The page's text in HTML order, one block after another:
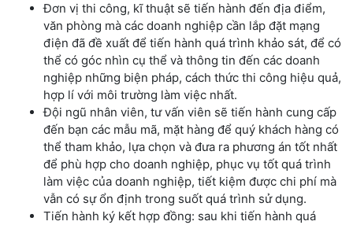
Đơn vị thi công, kĩ thuật sẽ tiến hành đến địa điểm,
văn phòng mà các doanh nghiệp cần lắp đặt mạng
điện đã đề xuất để tiến hành quá trình khảo sát, để có
thể có góc nhìn cụ thể và thông tin đến các doanh
nghiệp những biện pháp, cách thức thi công hiệu quả,
hợp lí với môi trường làm việc nhất.
Đội ngũ nhân viên, tư vấn viên sẽ tiến hành cung cấp
đến bạn các mẫu mã, mặt hàng để quý khách hàng có
thể tham khảo, lựa chọn và đưa ra phương án tốt nhất
để phù hợp cho doanh nghiệp, phục vụ tốt quá trình
làm việc của doanh nghiệp, tiết kiệm được chi phí mà
vẫn có sự ổn định trong suốt quá trình sử dụng.
Tiến hành ký kết hợp đồng: sau khi tiến hành quá